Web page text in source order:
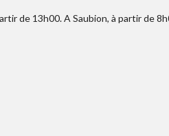
de 13h00. A Saubion, à partir de